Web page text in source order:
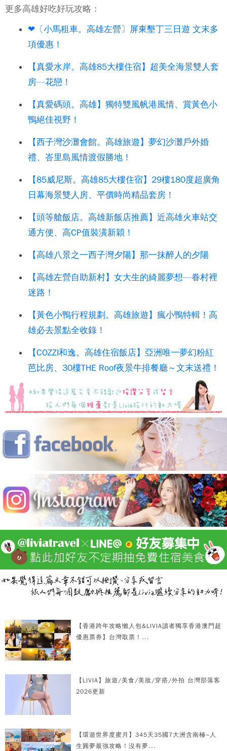
更多高雄好吃好玩攻略：
❤〔小馬租車。高雄左營〕屏東墾丁三日遊 文末多
項優惠！
【真愛水岸。高雄85大樓住宿】超美全海景雙人套
房—花戀！
【真愛碼頭。高雄】獨特雙風帆港風情、賞黃色小
鴨絕佳視野！
【西子灣沙灘會館。高雄旅遊】夢幻沙灘戶外婚
禮、峇里島風情渡假勝地！
【85威尼斯。高雄85大樓住宿】29樓180度超廣角
日幕海景雙人房、平價時尚精品套房！
【頭等艙飯店。高雄新飯店推薦】近高雄火車站交
通方便、高CP值裝潢新穎！
【高雄八景之一西子灣夕陽】那一抹醉人的夕陽
【高雄左營自助新村】女大生的綺麗夢想—眷村裡
迷路！
【黃色小鴨行程規劃。高雄旅遊】瘋小鴨特輯！高
雄必去景點全收錄！
【COZZI和逸。高雄住宿飯店】亞洲唯一夢幻粉紅
芭比房、30樓THE Roof夜景牛排餐廳～文末送禮！
【香港跨年攻略懶人包&LIVIA讀者獨享香港澳門超
優惠票券】台灣取票！...
【LIVIA】旅遊/美食/美妝/穿搭/外拍 台灣部落客
2026更新
【環遊世界度蜜月】345天35國7大洲含南極~人
生圓夢最強攻略！沒有夢...